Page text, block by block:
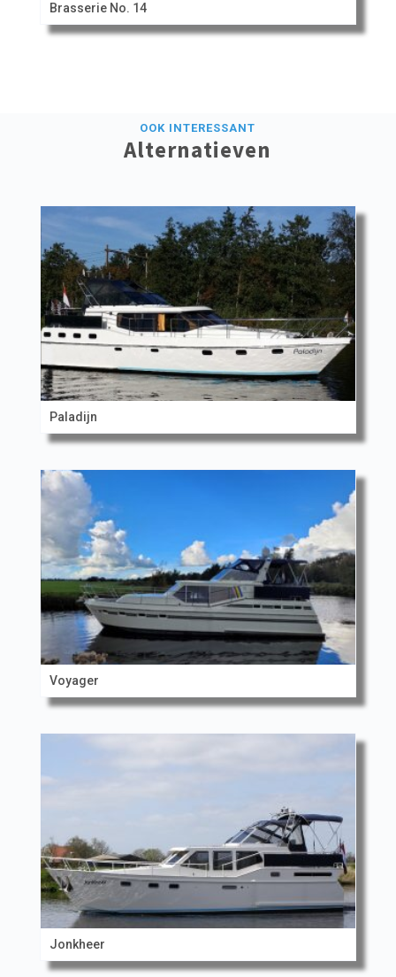
Brasserie No. 14
OOK INTERESSANT
Alternatieven
Paladijn
Voyager
Jonkheer